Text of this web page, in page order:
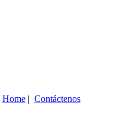
Home | Contáctenos